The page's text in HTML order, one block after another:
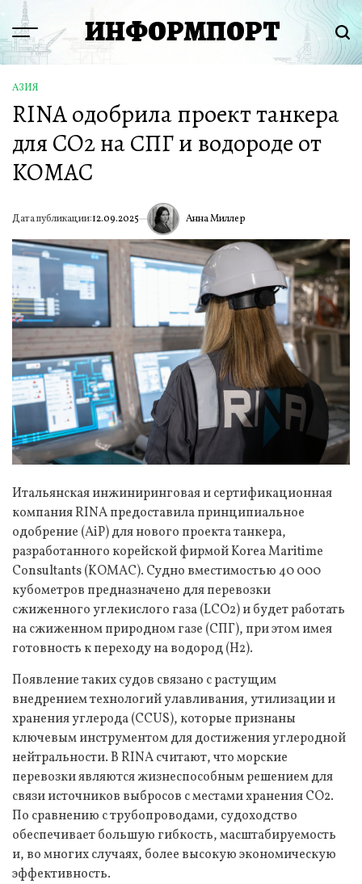
Перейти
содержимому
Menu ИНФОРМПОРТ
ОПУБЛИКОВАНО
В
АЗИЯ
RINA одобрила проект танкера
для CO2 на СПГ и водороде от
KOMAC
Дата публикации:12.09.2025 ИА Анна Миллер
Итальянская инжиниринговая и сертификационная
компания RINA предоставила принципиальное
одобрение (AiP) для нового проекта танкера,
разработанного корейской фирмой Korea Maritime
Consultants (KOMAC). Судно вместимостью 40 000
кубометров предназначено для перевозки
сжиженного углекислого газа (LCO2) и будет работать
на сжиженном природном газе (СПГ), при этом имея
готовность к переходу на водород (H2).
Появление таких судов связано с растущим
внедрением технологий улавливания, утилизации и
хранения углерода (CCUS), которые признаны
ключевым инструментом для достижения углеродной
нейтральности. В RINA считают, что морские
перевозки являются жизнеспособным решением для
связи источников выбросов с местами хранения CO2.
По сравнению с трубопроводами, судоходство
обеспечивает большую гибкость, масштабируемость
и, во многих случаях, более высокую экономическую
эффективность.